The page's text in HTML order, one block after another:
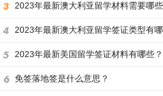
2023年最新澳大利亚留学材料需要哪些？怎样
2023年最新澳大利亚留学签证类型有哪些？办理留学
2023年最新美国留学签证材料有哪些？预约签
免签落地签是什么意思？